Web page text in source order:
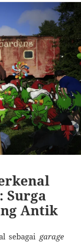
Surga
Antik
sebagai garage